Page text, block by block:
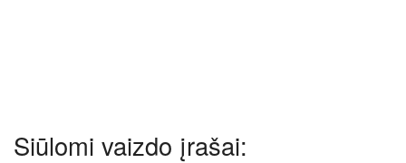
Siūlomi vaizdo įrašai: